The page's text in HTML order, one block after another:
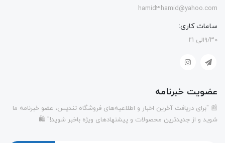
hamid3hamid@yahoo.com
ساعات کاری:
۹/۳۰الی ۲۱
عضویت خبرنامه
📰 "برای دریافت آخرین اخبار و اطلاعیه‌های فروشگاه تندیس، عضو خبرنامه ما
شوید و از جدیدترین محصولات و پیشنهادهای ویژه باخبر شوید!" 🛍️